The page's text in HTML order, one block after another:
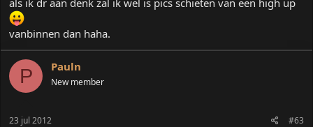
als ik dr aan denk zal ik wel is pics schieten van een high up
vanbinnen dan haha.
P Pauln
New member
23 jul 2012 #63